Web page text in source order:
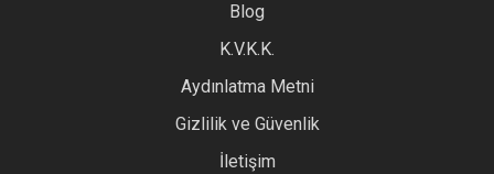
Ürün bilgilerinde hatalar bulunuyor.
Ürün fiyatı diğer sitelerden daha pahalı.
Blog
K.V.K.K.
Aydınlatma Metni
Gizlilik ve Güvenlik
İletişim